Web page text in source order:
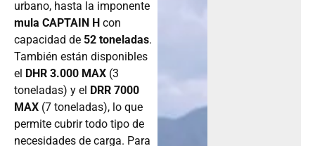
urbano, hasta la imponente
mula CAPTAIN H con
capacidad de 52 toneladas.
También están disponibles
el DHR 3.000 MAX (3
toneladas) y el DRR 7000
MAX (7 toneladas), lo que
permite cubrir todo tipo de
necesidades de carga. Para